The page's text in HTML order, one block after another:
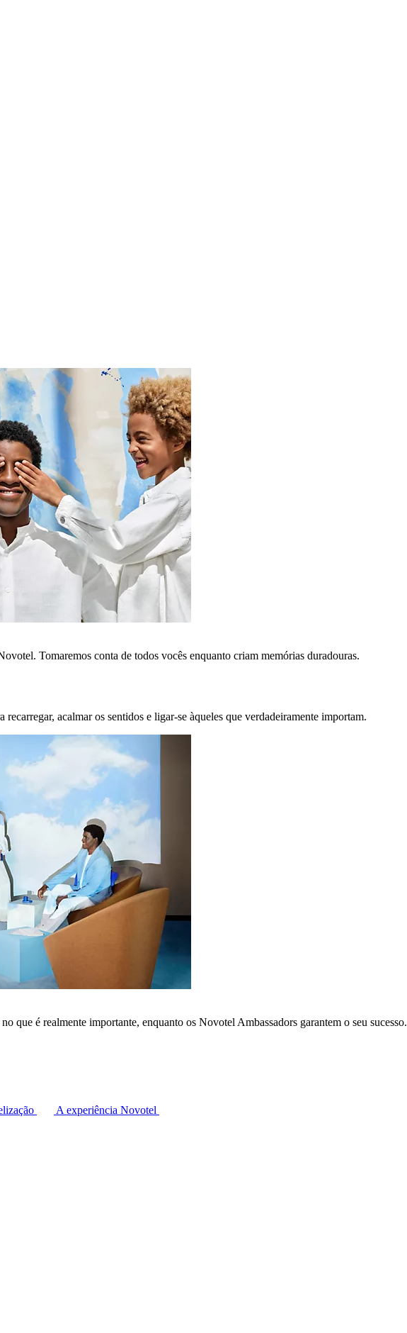
Tomaremos conta de todos vocês enquanto criam memórias duradouras.
acalmar os sentidos e ligar-se àqueles que verdadeiramente importam.
que é realmente importante, enquanto os Novotel Ambassadors garantem o seu sucesso.
A experiência Novotel